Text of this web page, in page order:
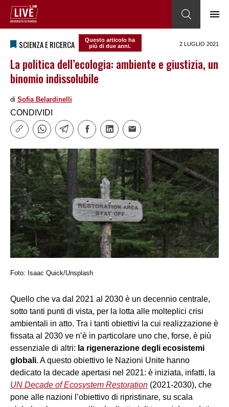
SCIENZA E RICERCA
Questo articolo ha
più di due anni.
2 LUGLIO 2021
La politica dell’ecologia: ambiente e giustizia, un
binomio indissolubile
di Sofia Belardinelli
CONDIVIDI
Foto: Isaac Quick/Unsplash
Quello che va dal 2021 al 2030 è un decennio centrale,
sotto tanti punti di vista, per la lotta alle molteplici crisi
ambientali in atto. Tra i tanti obiettivi la cui realizzazione è
fissata al 2030 ve n’è in particolare uno che, forse, è più
essenziale di altri: la rigenerazione degli ecosistemi
globali. A questo obiettivo le Nazioni Unite hanno
dedicato la decade apertasi nel 2021: è iniziata, infatti, la
UN Decade of Ecosystem Restoration (2021-2030), che
pone alle nazioni l’obiettivo di ripristinare, su scala